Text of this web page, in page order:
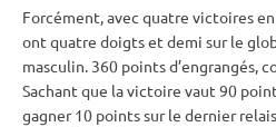
Forcément, avec quatre victoires
ont quatre doigts et demi sur le
masculin. 360 points d’engrangés,
Sachant que la victoire vaut 90
gagner 10 points sur le dernierrelais